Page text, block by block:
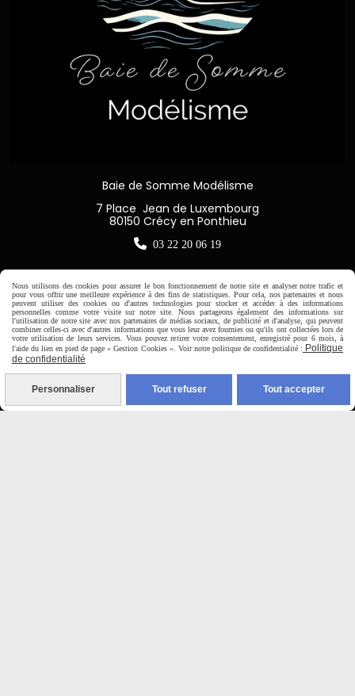
Baie de Somme Modélisme
7 Place Jean de Luxembourg
80150 Crécy en Ponthieu
 03 22 20 06 19
Horaire d'ouverture:
Du Mardi au Samedi de
9H00 - 12H30 / 14H00-18H30
Nous utilisons des cookies pour assurer le bon fonctionnement de notre site et analyser notre trafic et
pour vous offrir une meilleure expérience à des fins de statistiques. Pour cela, nos partenaires et nous
peuvent utiliser des cookies ou d'autres technologies pour stocker et accéder à des informations
personnelles comme votre visite sur notre site. Nous partageons également des informations sur
l'utilisation de notre site avec nos partenaires de médias sociaux, de publicité et d'analyse, qui peuvent
combiner celles-ci avec d'autres informations que vous leur avez fournies ou qu'ils ont collectées lors de
votre utilisation de leurs services. Vous pouvez retirer votre consentement, enregistré pour 6 mois, à
l'aide du lien en pied de page « Gestion Cookies ». Voir notre politique de confidentialité : Politique
de confidentialité
Personnaliser Tout refuser Tout accepter